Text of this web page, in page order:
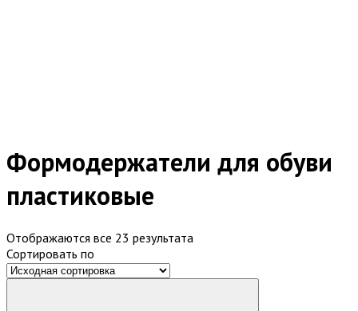
Формодержатели для обуви
пластиковые
Отображаются все 23 результата
Сортировать по